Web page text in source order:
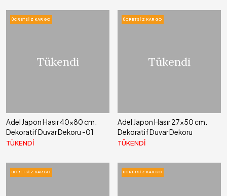
Tükendi
ÜCRETSIZ KARGO
Adel Japon Hasır 40x80 cm.
Dekoratif Duvar Dekoru -01
TÜKENDİ
Tükendi
ÜCRETSIZ KARGO
Adel Japon Hasır 27x50 cm.
Dekoratif Duvar Dekoru
TÜKENDİ
ÜCRETSIZ KARGO ÜCRETSIZ KARGO